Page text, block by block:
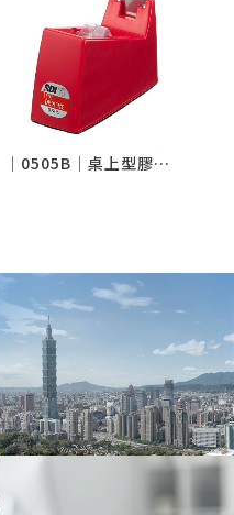
│0505B│桌上型膠帶台 (小)